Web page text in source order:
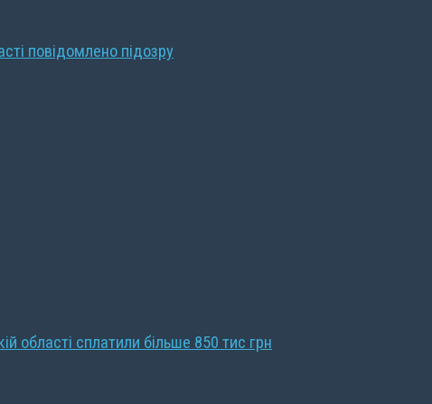
повідомлено підозру
області сплатили більше 850 тис грн